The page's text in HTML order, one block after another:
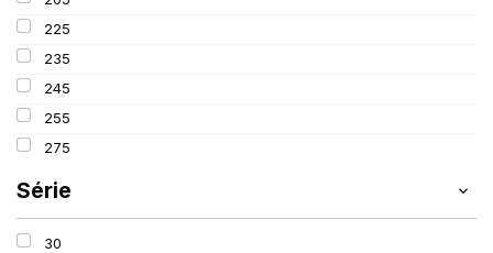
225
235
245
255
275
Série
30